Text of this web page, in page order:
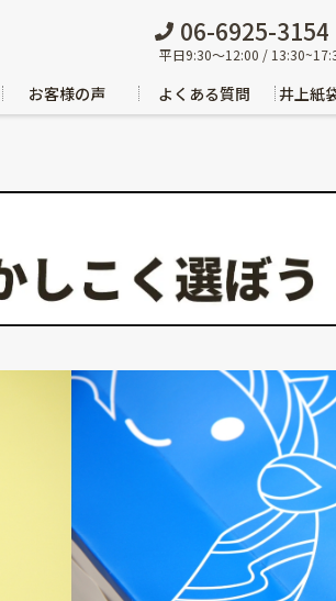
06-6925-3154
平日9:30～12:00 /
お客様の声 よくある質問 井上紙